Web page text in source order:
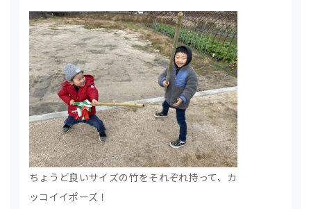
ちょうど良いサイズの竹をそれぞれ持って、カ
ッコイイポーズ！